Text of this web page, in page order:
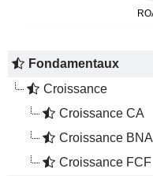
Fondamentaux
Croissance
Croissance CA
Croissance BNA
Croissance FCF